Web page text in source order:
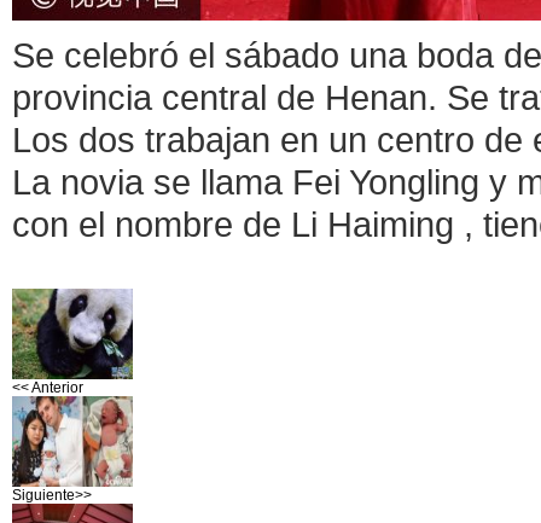
Se celebró el sábado una boda
provincia central de Henan. Se
Los dos trabajan en un centro
La novia se llama Fei Yongling y
con el nombre de Li Haiming ,
<< Anterior
Siguiente>>